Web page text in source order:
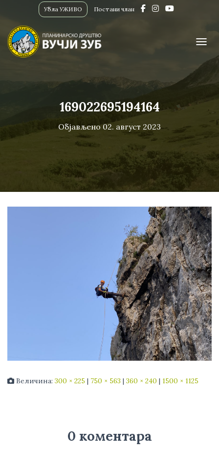
Убла УЖИВО Постани члан
169022695194164
Објављено02. август 2023
Величина: 300 × 225 | 750 × 563 | 360 × 240 | 1500 × 1125
0 коментара